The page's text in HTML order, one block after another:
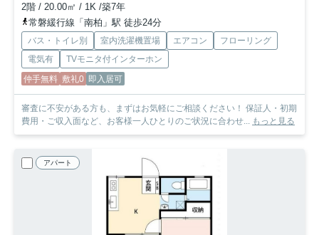
2階 / 20.00㎡ / 1K /築7年
常磐緩行線「南柏」駅 徒歩24分
バス・トイレ別 室内洗濯機置場 エアコン
フローリング
電気有
TVモニタ付インターホン
仲手無料 敷礼0 即入居可
審査に不安がある方も、まずはお気軽にご相談ください！ 保証人・初期
費用・ご収入面など、お客様一人ひとりのご状況に合わせ... もっと見る
アパート